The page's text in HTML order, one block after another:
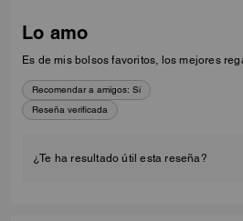
Lo amo
Es de mis bolsos favoritos, los mejores
Recomendar a amigos: Sí
Reseña verificada
¿Te ha resultado útil esta reseña?